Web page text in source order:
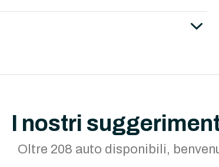
I nostri
Oltre 208 auto disponibili,